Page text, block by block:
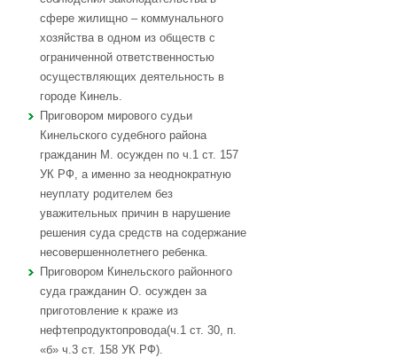
сфере жилищно – коммунального
хозяйства в одном из обществ с
ограниченной ответственностью
осуществляющих деятельность в
городе Кинель.
Приговором мирового судьи
Кинельского судебного района
гражданин М. осужден по ч.1 ст. 157
УК РФ, а именно за неоднократную
неуплату родителем без
уважительных причин в нарушение
решения суда средств на содержание
несовершеннолетнего ребенка.
Приговором Кинельского районного
суда гражданин О. осужден за
приготовление к краже из
нефтепродуктопровода(ч.1 ст. 30, п.
«б» ч.3 ст. 158 УК РФ).